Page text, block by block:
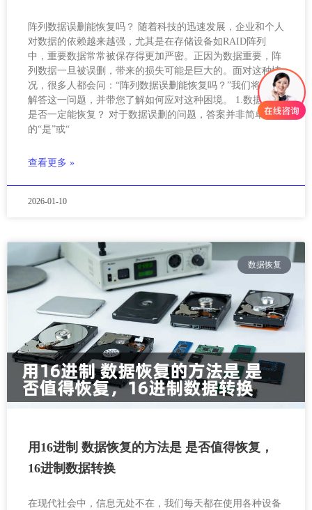
阵列数据误删能恢复吗？ 随着科技的迅速发展，企业和个人
对数据的依赖越来越强，尤其是在存储设备如RAID阵列
中，重要数据常常被保存得更加严密。正因为数据重要，阵
列数据一旦被误删，带来的损失可能是巨大的。面对这种情
况，很多人都会问：“阵列数据误删能恢复吗？”我们将详细
解答这一问题，并带您了解如何应对这种困境。 1.数据误删
是否一定能恢复？ 对于数据误删的问题，答案并非简单
的“是”或“
查看更多 »
2026-01-10
数据恢复
用16进制 数据恢复的方法是 是否值得恢复，
16进制数据转换
在现代社会中，信息无处不在，我们每天都在使用各种设备